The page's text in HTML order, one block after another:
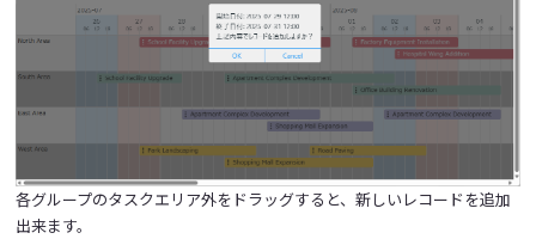
各グループのタスクエリア外をドラッグすると、新しいレコードを追加
出来ます。